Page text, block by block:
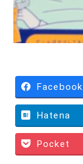
Facebook
Hatena
Pocket